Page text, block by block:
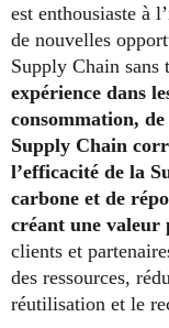
est enthousiaste à
de nouvelles
Supply Chain sans
expérience dans
consommation,
Supply Chain
l’efficacité de la
carbone et de
créant une valeur
clients et
des ressources,
réutilisation et le